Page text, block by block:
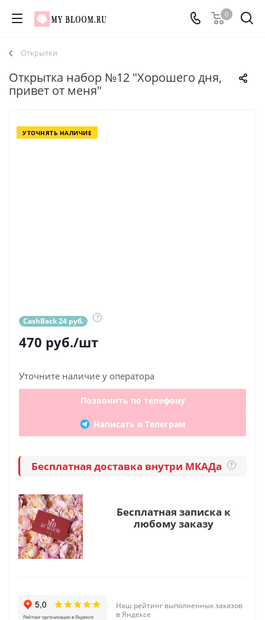
0
Открытки
Открытка набор №12 "Хорошего дня,
привет от меня"
УТОЧНЯТЬ НАЛИЧИЕ
CashBack 24 руб. ?
470 руб./шт
Уточните наличие у оператора
Позвонить по телефону
Написать в Телеграм
Бесплатная доставка внутри МКАДа ?
Бесплатная записка к
любому заказу
Наш рейтинг выполненных заказов
в Яндексе